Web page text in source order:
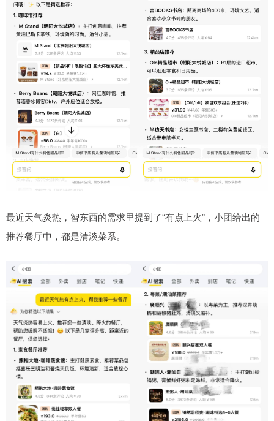
最近天气炎热，智东西的需求里提到了“有点上火”，小团给出的
推荐餐厅中，都是清淡菜系。